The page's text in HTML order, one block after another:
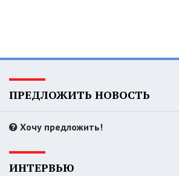
ПРЕДЛОЖИТЬ НОВОСТЬ
Хочу предложить!
ИНТЕРВЬЮ